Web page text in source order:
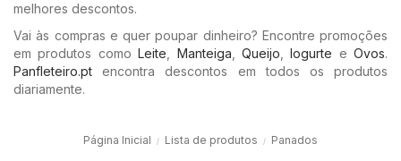
melhores descontos.
Vai às compras e quer poupar dinheiro? Encontre promoções
em produtos comoLeite Manteiga Queijo ,Iogurte e Ovos.
Panfleteiro.pt encontra descontos em todos os produtos
diariamente.
Página Inicial Lista de produtos Panados